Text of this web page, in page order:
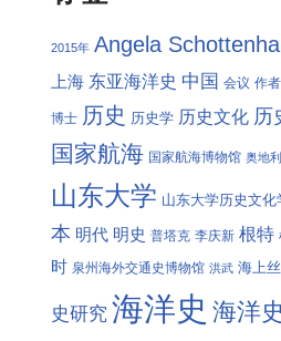
2015年 Angela
上海 东亚海洋史 中国 会议 作者
博士 历史 历史学 历史文化 历
国家航海 国家航海博物馆 奥地利
山东大学 山东大学历史文化
本 明代 明史 普塔克 李庆新 根特
时 泉州海外交通史博物馆 洪武 海上
史研究 海洋史 海洋